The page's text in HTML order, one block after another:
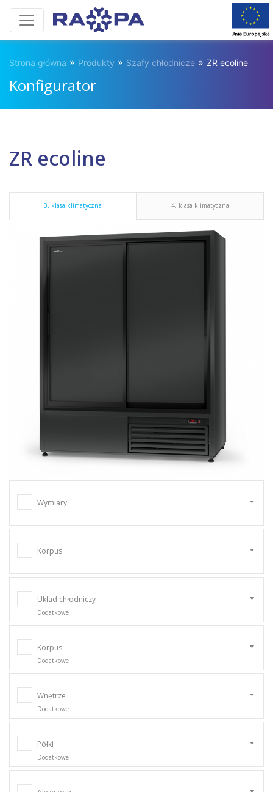
Strona główna » Produkty » Szafy chłodnicze » ZR ecoline
Konfigurator
ZR ecoline
3. klasa klimatyczna 4. klasa klimatyczna
Wymiary
Korpus
Układ chłodniczy
Dodatkowe
Korpus
Dodatkowe
Wnętrze
Dodatkowe
Półki
Dodatkowe